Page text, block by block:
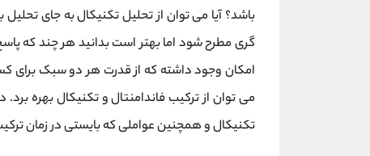
باشد؟ آیا می توان از تحلیل تکنیکال به جای
گری مطرح شود اما بهتر است بدانید هر چند که
امکان وجود داشته که از قدرت هر دو سبک برای
می توان از ترکیب فاندامنتال و تکنیکال بهره
تکنیکال و همچنین عواملی که بایستی در زمان